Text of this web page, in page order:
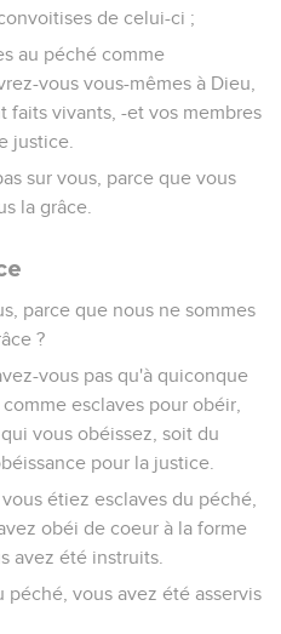
de celui-ci ;
au péché comme
vous vous-mêmes à Dieu,
faits vivants, -et vos membres
justice.
sur vous, parce que vous
la grâce.
parce que nous ne sommes
?
vous pas qu'à quiconque
esclaves pour obéir,
vous obéissez, soit du
pour la justice.
étiez esclaves du péché,
obéi de coeur à la forme
avez été instruits.
péché, vous avez été asservis